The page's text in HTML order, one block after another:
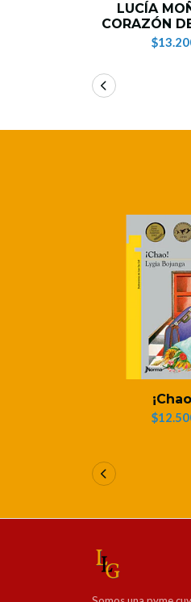
LUCÍA
CORAZÓN